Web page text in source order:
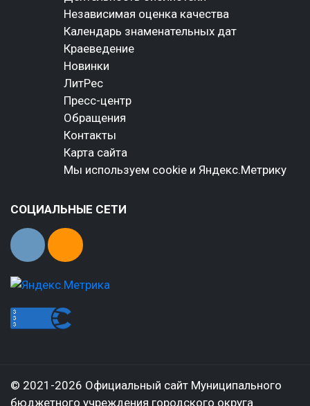
Независимая оценка качества
Календарь знаменательных дат
Краеведение
Новинки
ЛитРес
Пресс-центр
Обращения
Контакты
Карта сайта
Мы используем cookie и Яндекс.Метрику
СОЦИАЛЬНЫЕ СЕТИ
© 2021-2026 Официальный сайт Муниципального
бюджетного учреждения городского округа